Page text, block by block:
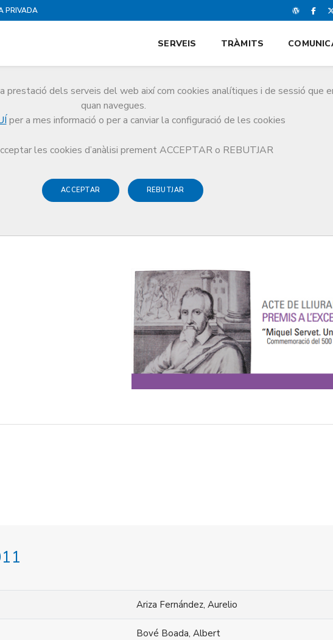
PRIVADA
dels serveis del web així com cookies analítiques i de sessió que
quan navegues.
per a mes informació o per a canviar la configuració de les cookies
les cookies d’anàlisi prement ACCEPTAR o REBUTJAR
ACCEPTAR REBUTJAR
SERVEIS TRÀMITS
Ariza Fernández, Aurelio
Bové Boada, Albert